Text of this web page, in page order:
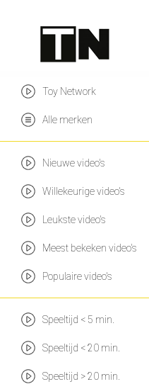
Toy Network
Alle merken
Nieuwe video's
Willekeurige video's
Leukste video's
Meest bekeken video's
Populaire video's
Speeltijd < 5 min.
Speeltijd < 20 min.
Speeltijd > 20 min.